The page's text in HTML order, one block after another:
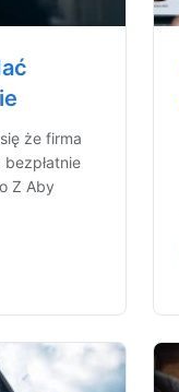
że firma
Z Aby